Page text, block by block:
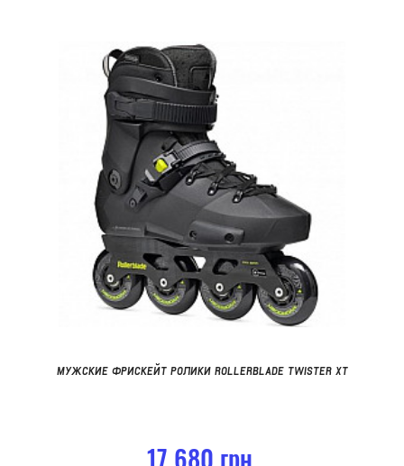
МУЖСКИЕ ФРИСКЕЙТ РОЛИКИ ROLLERBLADE TWISTER XT
17 680 грн.